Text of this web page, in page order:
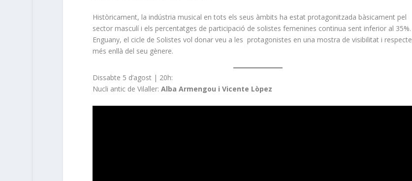
Històricament, la indústria musical en tots els seus àmbits ha estat protagonitzada bàsicament pel
sector masculí i els percentatges de participació de solistes femenines continua sent inferior al 35%.
Enguany, el cicle de Solistes vol donar veu a les protagonistes en una mostra de visibilitat i respecte
més enllà del seu gènere.
Dissabte 5 d’agost | 20h:
Nucli antic de Vilaller: Alba Armengou i Vicente Lòpez